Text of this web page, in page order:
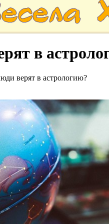
в
верят в астрологию?